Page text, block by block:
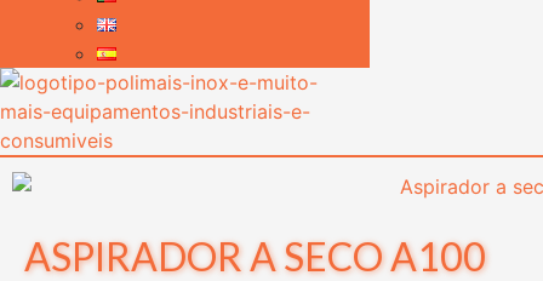
ASPIRADOR A SECO A100